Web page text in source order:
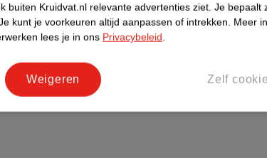
buiten Kruidvat.nl relevante advertenties ziet. Je bepaalt
kunt je voorkeuren altijd aanpassen of intrekken. Meer
lees je in ons Privacybeleid.
Zelf
Weigeren